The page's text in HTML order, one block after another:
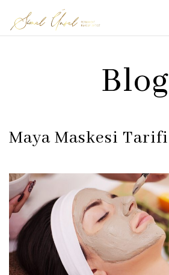
Blog
Maya Maskesi Tarifi